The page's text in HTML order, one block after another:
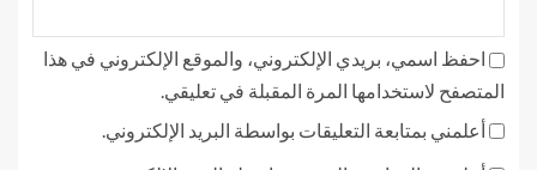
احفظ اسمي، بريدي الإلكتروني، والموقع الإلكتروني في هذا
المتصفح لاستخدامها المرة المقبلة في تعليقي.
أعلمني بمتابعة التعليقات بواسطة البريد الإلكتروني.